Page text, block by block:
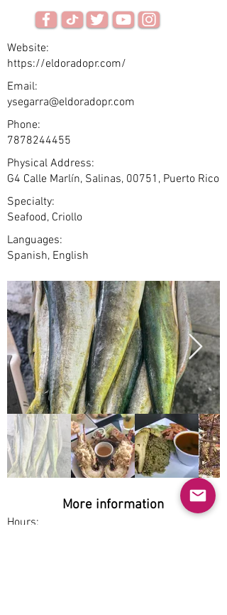
Website:
https://eldoradopr.com/
Email:
ysegarra@eldoradopr.com
Phone:
7878244455
Physical Address:
G4 Calle Marlín, Salinas, 00751, Puerto Rico
Specialty:
Seafood, Criollo
Languages:
Spanish, English
More information
Hours: